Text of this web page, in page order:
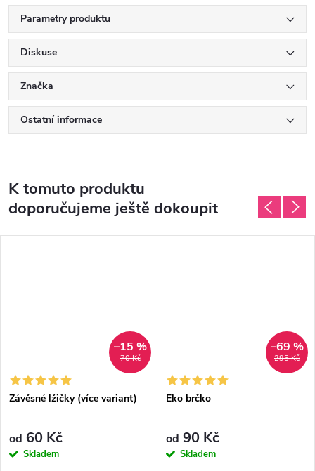
Parametry produktu
Diskuse
Značka
Ostatní informace
K tomuto produktu
doporučujeme ještě dokoupit
70 Kč
–15 %
Závěsné lžičky (více variant)
od 60 Kč
Skladem
295 Kč
–69 %
Eko brčko
od 90 Kč
Skladem